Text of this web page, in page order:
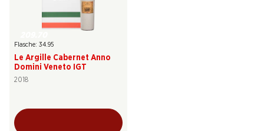
Flasche: 34.95
Le Argille Cabernet Anno
Domini Veneto IGT
2018